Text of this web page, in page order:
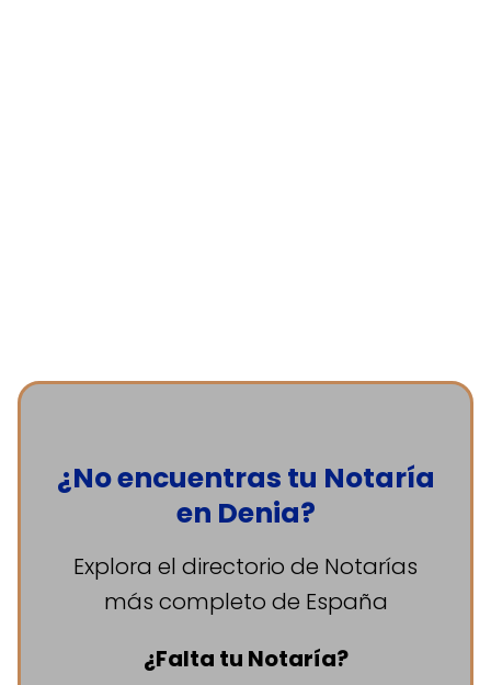
¿No encuentras tu Notaría
en Denia?
Explora el directorio de Notarías
más completo de España
¿Falta tu Notaría?